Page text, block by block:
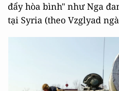
đẩy hòa bình" như Nga
tại Syria (theo Vzglyad